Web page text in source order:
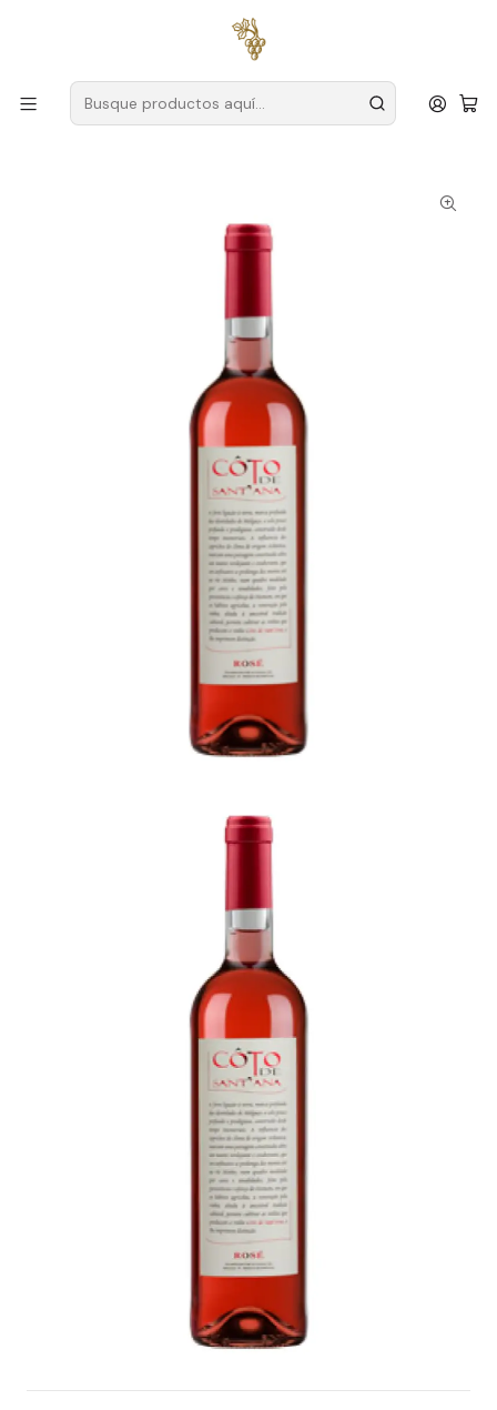
para pedidos superiores a
Productores
Vino Verde (Monção & Melgaço)
Alvaianas
Côto Santana Rosado 2024 Vinho Verde Rosado 75cl